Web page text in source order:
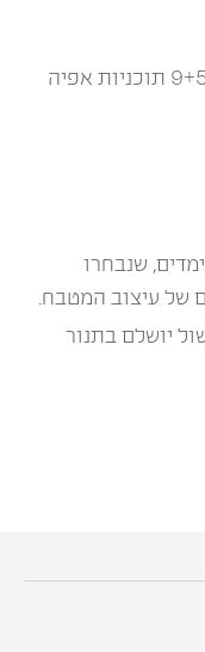
תנור LOFRA דו-תאי משולב גז בעל 9+5 תוכניות אפיה
שנבחרו
של עיצוב המטבח.
יושלם בתנור